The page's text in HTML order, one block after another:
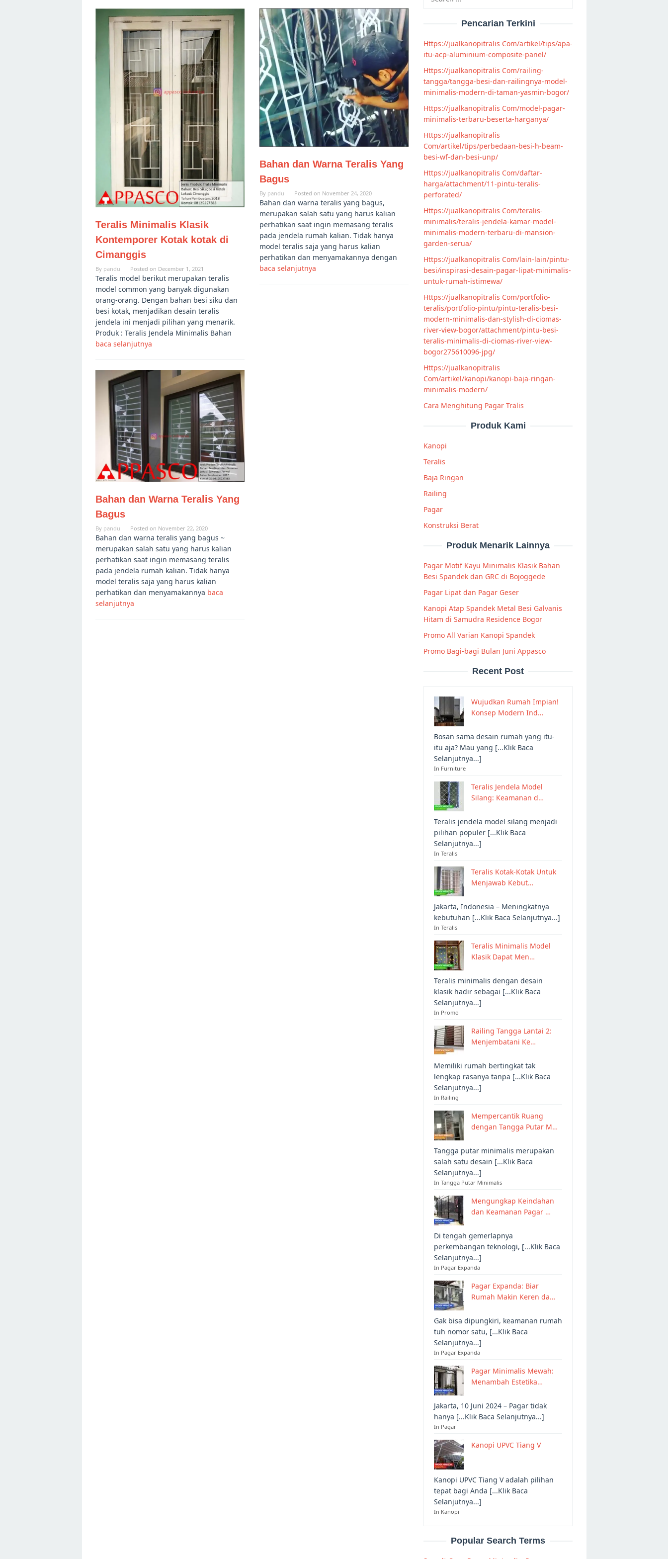
Teralis Minimalis Klasik
Kontemporer Kotak kotak di
Cimanggis
By pandu Posted on December 1, 2021
Teralis model berikut merupakan teralis
model common yang banyak digunakan
orang-orang. Dengan bahan besi siku dan
besi kotak, menjadikan desain teralis
jendela ini menjadi pilihan yang menarik.
Produk : Teralis Jendela Minimalis Bahan
baca selanjutnya
Bahan dan Warna Teralis Yang
Bagus
By pandu Posted on November 24, 2020
Bahan dan warna teralis yang bagus,
merupakan salah satu yang harus kalian
perhatikan saat ingin memasang teralis
pada jendela rumah kalian. Tidak hanya
model teralis saja yang harus kalian
perhatikan dan menyamakannya dengan
baca selanjutnya
Bahan dan Warna Teralis Yang
Bagus
By pandu Posted on November 22, 2020
Bahan dan warna teralis yang bagus ~
merupakan salah satu yang harus kalian
perhatikan saat ingin memasang teralis
pada jendela rumah kalian. Tidak hanya
model teralis saja yang harus kalian
perhatikan dan menyamakannya baca
selanjutnya
for:
Pencarian Terkini
Https://jualkanopitralis Com/artikel/tips/apa-
itu-acp-aluminium-composite-panel/
Https://jualkanopitralis Com/railing-
tangga/tangga-besi-dan-railingnya-model-
minimalis-modern-di-taman-yasmin-bogor/
Https://jualkanopitralis Com/model-pagar-
minimalis-terbaru-beserta-harganya/
Https://jualkanopitralis
Com/artikel/tips/perbedaan-besi-h-beam-
besi-wf-dan-besi-unp/
Https://jualkanopitralis Com/daftar-
harga/attachment/11-pintu-teralis-
perforated/
Https://jualkanopitralis Com/teralis-
minimalis/teralis-jendela-kamar-model-
minimalis-modern-terbaru-di-mansion-
garden-serua/
Https://jualkanopitralis Com/lain-lain/pintu-
besi/inspirasi-desain-pagar-lipat-minimalis-
untuk-rumah-istimewa/
Https://jualkanopitralis Com/portfolio-
teralis/portfolio-pintu/pintu-teralis-besi-
modern-minimalis-dan-stylish-di-ciomas-
river-view-bogor/attachment/pintu-besi-
teralis-minimalis-di-ciomas-river-view-
bogor275610096-jpg/
Https://jualkanopitralis
Com/artikel/kanopi/kanopi-baja-ringan-
minimalis-modern/
Cara Menghitung Pagar Tralis
Produk Kami
Kanopi
Teralis
Baja Ringan
Railing
Pagar
Konstruksi Berat
Produk Menarik Lainnya
Pagar Motif Kayu Minimalis Klasik Bahan
Besi Spandek dan GRC di Bojoggede
Pagar Lipat dan Pagar Geser
Kanopi Atap Spandek Metal Besi Galvanis
Hitam di Samudra Residence Bogor
Promo All Varian Kanopi Spandek
Promo Bagi-bagi Bulan Juni Appasco
Recent Post
Wujudkan Rumah Impian!
Konsep Modern Ind…
Bosan sama desain rumah yang itu-
itu aja? Mau yang [...Klik Baca
Selanjutnya...]
In Furniture
Teralis Jendela Model
Silang: Keamanan d…
Teralis jendela model silang menjadi
pilihan populer [...Klik Baca
Selanjutnya...]
In Teralis
Teralis Kotak-Kotak Untuk
Menjawab Kebut…
Jakarta, Indonesia – Meningkatnya
kebutuhan [...Klik Baca Selanjutnya...]
In Teralis
Teralis Minimalis Model
Klasik Dapat Men…
Teralis minimalis dengan desain
klasik hadir sebagai [...Klik Baca
Selanjutnya...]
In Promo
Railing Tangga Lantai 2:
Menjembatani Ke…
Memiliki rumah bertingkat tak
lengkap rasanya tanpa [...Klik Baca
Selanjutnya...]
In Railing
Mempercantik Ruang
dengan Tangga Putar M…
Tangga putar minimalis merupakan
salah satu desain [...Klik Baca
Selanjutnya...]
In Tangga Putar Minimalis
Mengungkap Keindahan
dan Keamanan Pagar …
Di tengah gemerlapnya
perkembangan teknologi, [...Klik Baca
Selanjutnya...]
In Pagar Expanda
Pagar Expanda: Biar
Rumah Makin Keren da…
Gak bisa dipungkiri, keamanan rumah
tuh nomor satu, [...Klik Baca
Selanjutnya...]
In Pagar Expanda
Pagar Minimalis Mewah:
Menambah Estetika…
Jakarta, 10 Juni 2024 – Pagar tidak
hanya [...Klik Baca Selanjutnya...]
In Pagar
Kanopi UPVC Tiang V
Kanopi UPVC Tiang V adalah pilihan
tepat bagi Anda [...Klik Baca
Selanjutnya...]
In Kanopi
Popular Search Terms